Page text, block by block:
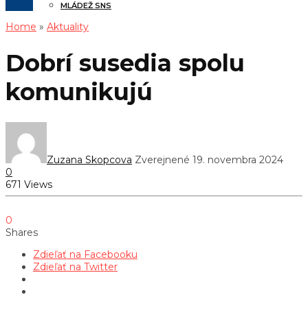
MLÁDEŽ SNS
Home » Aktuality
Dobrí susedia spolu
komunikujú
Zuzana Skopcova Zverejnené 19. novembra 2024
0
671 Views
0
Shares
Zdieľať na Facebooku
Zdieľať na Twitter